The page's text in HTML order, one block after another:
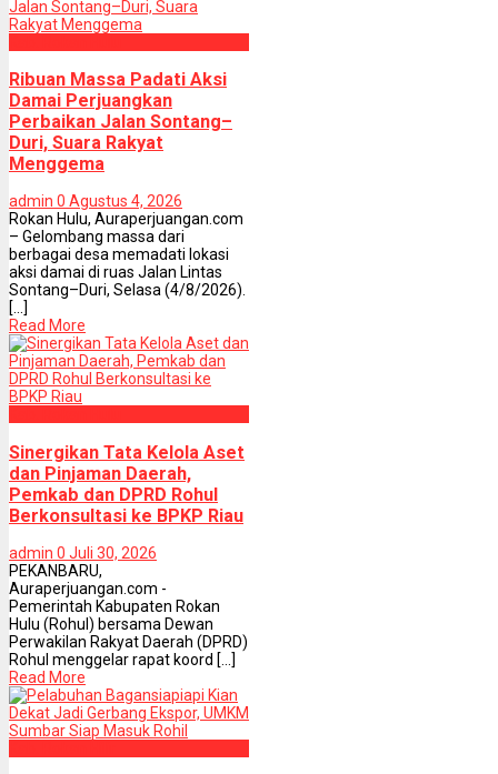
Ribuan Massa Padati Aksi
Damai Perjuangkan
Perbaikan Jalan Sontang–
Duri, Suara Rakyat
Menggema
admin 0 Agustus 4, 2026
Rokan Hulu, Auraperjuangan.com
– Gelombang massa dari
berbagai desa memadati lokasi
aksi damai di ruas Jalan Lintas
Sontang–Duri, Selasa (4/8/2026).
[...]
Read More
Sinergikan Tata Kelola Aset
dan Pinjaman Daerah,
Pemkab dan DPRD Rohul
Berkonsultasi ke BPKP Riau
admin 0 Juli 30, 2026
PEKANBARU,
Auraperjuangan.com -
Pemerintah Kabupaten Rokan
Hulu (Rohul) bersama Dewan
Perwakilan Rakyat Daerah (DPRD)
Rohul menggelar rapat koord [...]
Read More